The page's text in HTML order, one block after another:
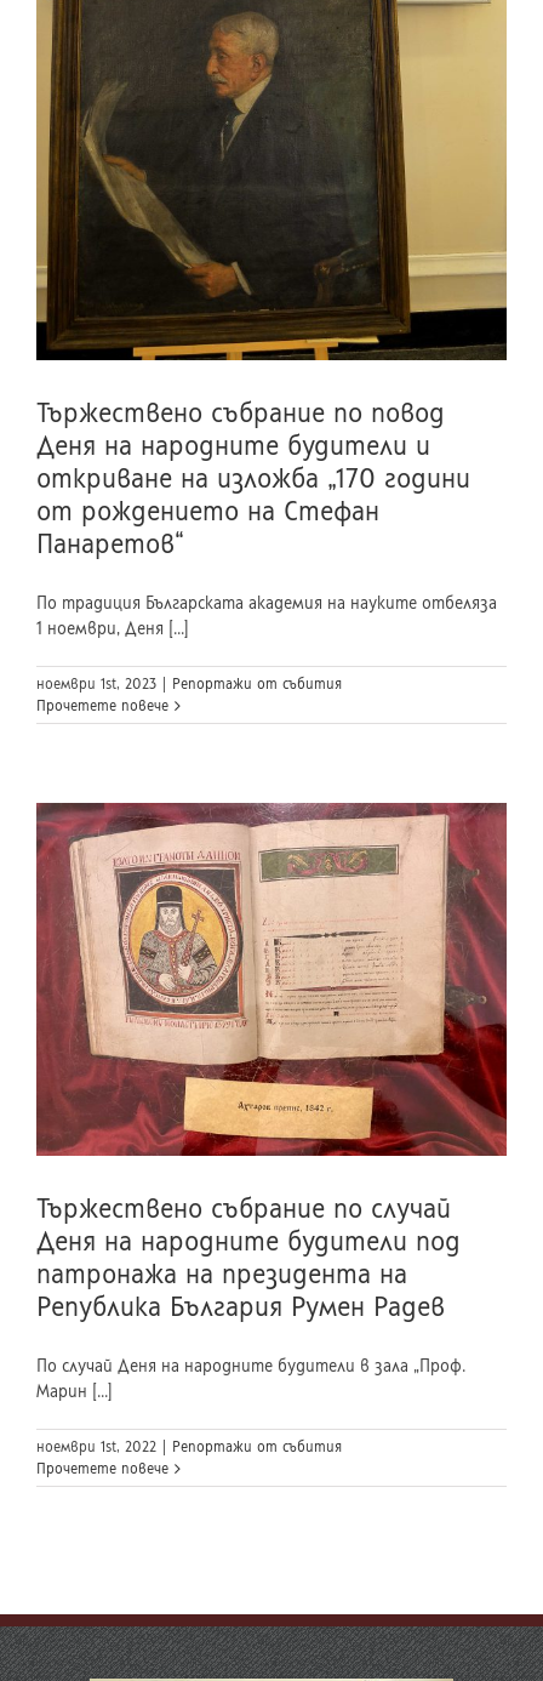
Тържествено събрание по повод
Деня на народните будители и
откриване на изложба „170 години
от рождението на Стефан
Панаретов“
По традиция Българската академия на науките отбеляза
1 ноември, Деня [...]
ноември 1st, 2023
Репортажи от събития
Прочетете повече
Тържествено събрание по случай
Деня на народните будители под
патронажа на президента на
Република България Румен Радев
По случай Деня на народните будители в зала „Проф.
Марин [...]
ноември 1st, 2022
Репортажи от събития
Прочетете повече